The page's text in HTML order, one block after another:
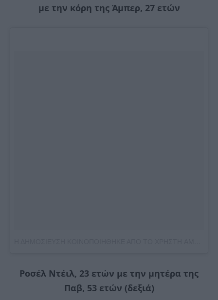
με την κόρη της Άμπερ, 27 ετών
Ροσέλ Ντέιλ, 23 ετών με την μητέρα της
Παβ, 53 ετών (δεξιά)